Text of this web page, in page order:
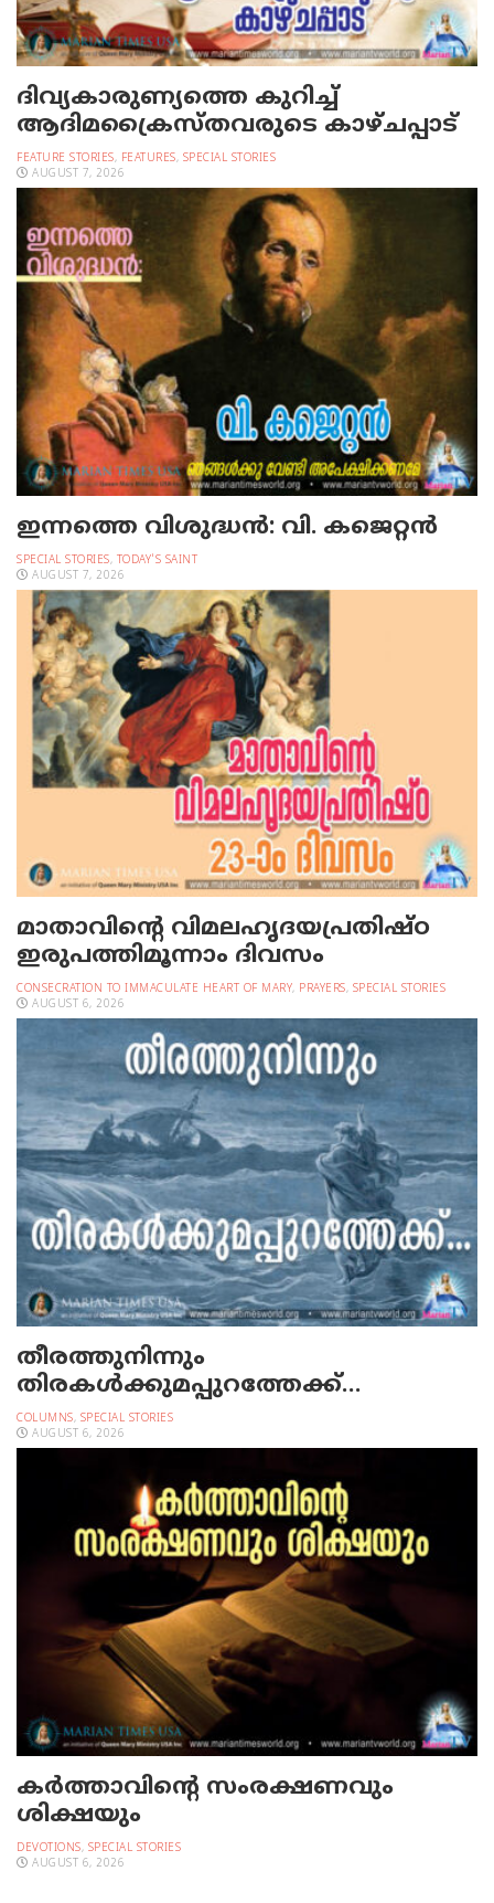
ദിവ്യകാരുണ്യത്തെ കുറിച്ച്
ആദിമക്രൈസ്തവരുടെ കാഴ്ചപ്പാട്
FEATURE STORIES, FEATURES, SPECIAL STORIES
AUGUST 7, 2026
ഇന്നത്തെ വിശുദ്ധന്‍: വി. കജെറ്റന്‍
SPECIAL STORIES, TODAY'S SAINT
AUGUST 7, 2026
മാതാവിന്റെ വിമലഹൃദയപ്രതിഷ്ഠ
ഇരുപത്തിമൂന്നാം ദിവസം
CONSECRATION TO IMMACULATE HEART OF MARY, PRAYERS, SPECIAL STORIES
AUGUST 6, 2026
തീരത്തുനിന്നും
തിരകള്‍ക്കുമപ്പുറത്തേക്ക്…
COLUMNS, SPECIAL STORIES
AUGUST 6, 2026
കർത്താവിന്റെ സംരക്ഷണവും
ശിക്ഷയും
DEVOTIONS, SPECIAL STORIES
AUGUST 6, 2026